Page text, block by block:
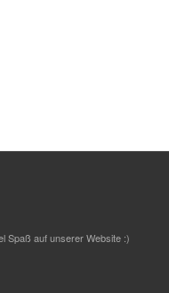
Spaß auf unserer Website :)